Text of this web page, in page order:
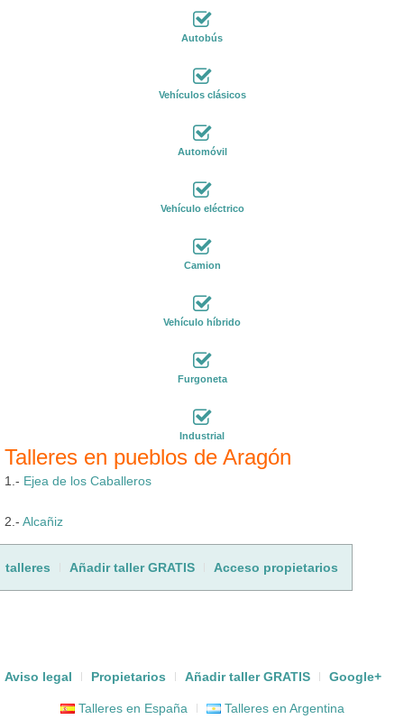
Autobús
Vehículos clásicos
Automóvil
Vehículo eléctrico
Camion
Vehículo híbrido
Furgoneta
Industrial
Talleres en pueblos de Aragón
1.- Ejea de los Caballeros
2.- Alcañiz
talleres Añadir taller GRATIS Acceso propietarios
Aviso legal Propietarios Añadir taller GRATIS Google+
Talleres en España Talleres en Argentina